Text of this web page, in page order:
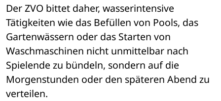
Der ZVO bittet daher, wasserintensive
Tätigkeiten wie das Befüllen von Pools, das
Gartenwässern oder das Starten von
Waschmaschinen nicht unmittelbar nach
Spielende zu bündeln, sondern auf die
Morgenstunden oder den späteren Abend zu
verteilen.